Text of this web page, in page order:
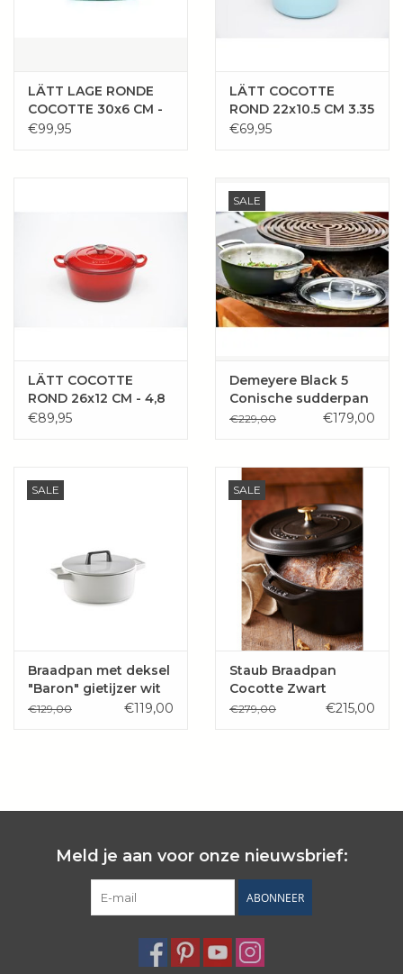
Cadeaubonnen
LÄTT LAGE RONDE
COCOTTE 30x6 CM -
3.2 L
€99,95
LÄTT COCOTTE
ROND 22x10.5 CM 3.35
L
€69,95
LÄTT COCOTTE
ROND 26x12 CM - 4,8
L ROOD
€89,95
SALE
Demeyere Black 5
Conische sudderpan
met deksel Ø 24 cm -
€229,00 €179,00
SALE
Braadpan met deksel
"Baron" gietijzer wit
€129,00 €119,00
SALE
Staub Braadpan
Cocotte Zwart
€279,00 €215,00
Meld je aan voor onze nieuwsbrief:
ABONNEER